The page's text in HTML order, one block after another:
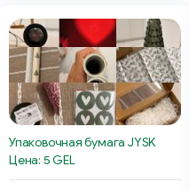
Упаковочная бумага JYSK
Цена: 5 GEL